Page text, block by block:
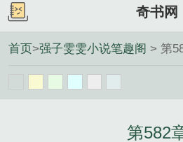
奇书网
首页>强子雯雯小说笔趣阁 > 第
第582